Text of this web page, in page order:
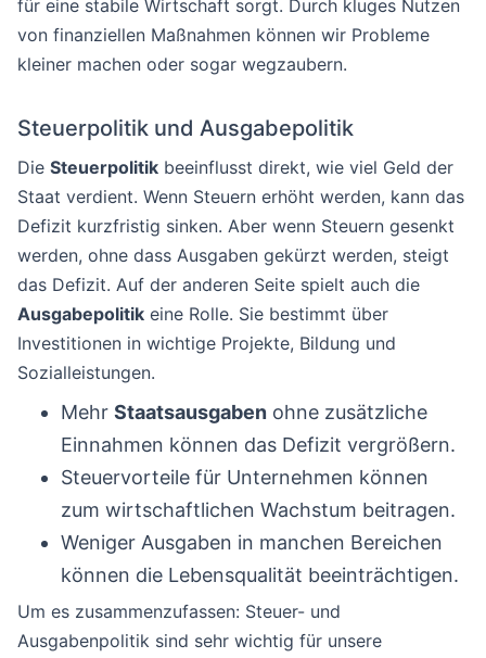
für eine stabile Wirtschaft sorgt. Durch kluges Nutzen
von finanziellen Maßnahmen können wir Probleme
kleiner machen oder sogar wegzaubern.
Steuerpolitik und Ausgabepolitik
Die Steuerpolitik beeinflusst direkt, wie viel Geld der
Staat verdient. Wenn Steuern erhöht werden, kann das
Defizit kurzfristig sinken. Aber wenn Steuern gesenkt
werden, ohne dass Ausgaben gekürzt werden, steigt
das Defizit. Auf der anderen Seite spielt auch die
Ausgabepolitik eine Rolle. Sie bestimmt über
Investitionen in wichtige Projekte, Bildung und
Sozialleistungen.
Mehr Staatsausgaben ohne zusätzliche
Einnahmen können das Defizit vergrößern.
Steuervorteile für Unternehmen können
zum wirtschaftlichen Wachstum beitragen.
Weniger Ausgaben in manchen Bereichen
können die Lebensqualität beeinträchtigen.
Um es zusammenzufassen: Steuer- und
Ausgabenpolitik sind sehr wichtig für unsere